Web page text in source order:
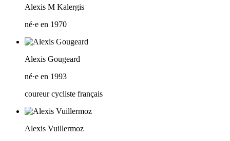
Alexis M Kalergis
né·e en 1970
Alexis Gougeard
né·e en 1993
coureur cycliste français
Alexis Vuillermoz